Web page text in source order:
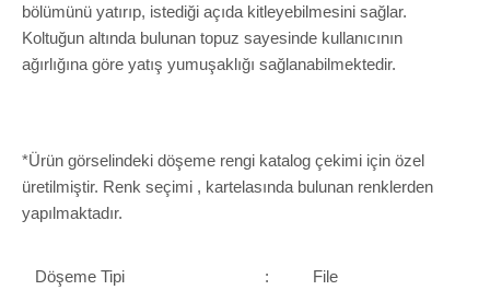
bölümünü yatırıp, istediği açıda kitleyebilmesini sağlar.
Koltuğun altında bulunan topuz sayesinde kullanıcının
ağırlığına göre yatış yumuşaklığı sağlanabilmektedir.
*Ürün görselindeki döşeme rengi katalog çekimi için özel
üretilmiştir. Renk seçimi , kartelasında bulunan renklerden
yapılmaktadır.
Döşeme Tipi : File